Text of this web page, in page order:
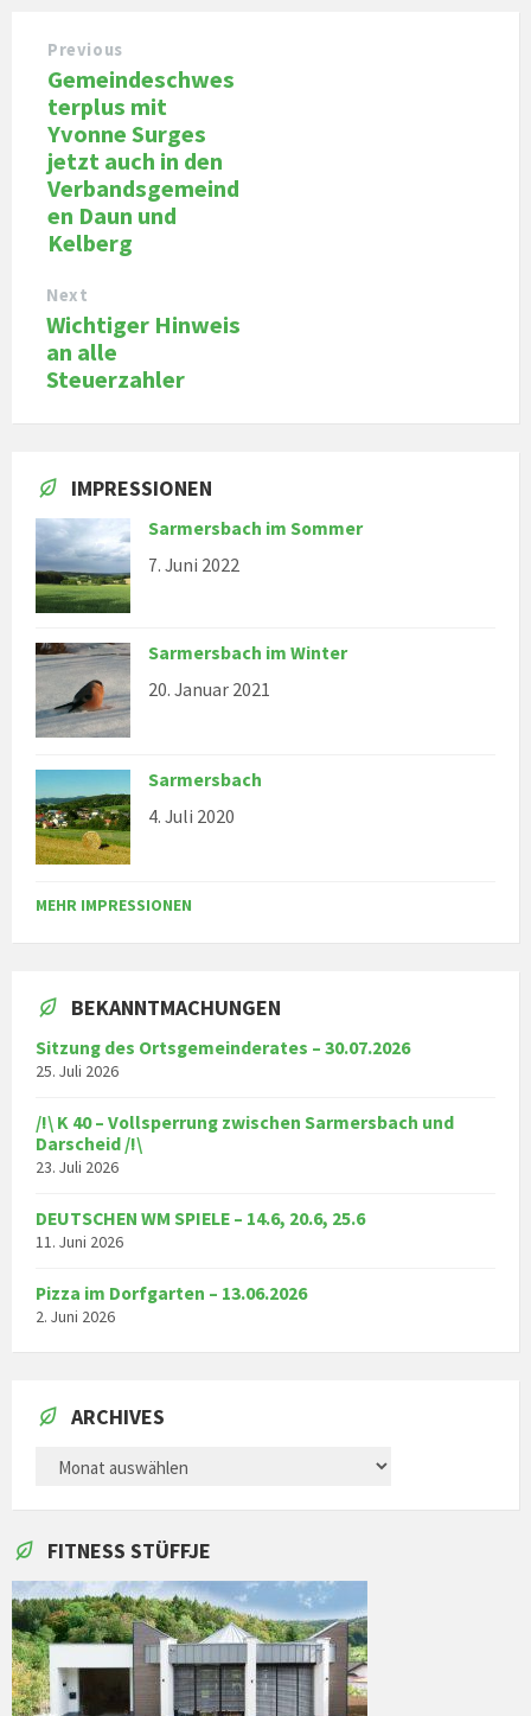
Previous
Gemeindeschwes
terplus mit
Yvonne Surges
jetzt auch in den
Verbandsgemeind
en Daun und
Kelberg
Next
Wichtiger Hinweis
an alle
Steuerzahler
IMPRESSIONEN
Sarmersbach im Sommer
7. Juni 2022
Sarmersbach im Winter
20. Januar 2021
Sarmersbach
4. Juli 2020
MEHR IMPRESSIONEN
BEKANNTMACHUNGEN
Sitzung des Ortsgemeinderates – 30.07.2026
25. Juli 2026
/!\ K 40 – Vollsperrung zwischen Sarmersbach und
Darscheid /!\
23. Juli 2026
DEUTSCHEN WM SPIELE – 14.6, 20.6, 25.6
11. Juni 2026
Pizza im Dorfgarten – 13.06.2026
2. Juni 2026
ARCHIVES
ARCHIVES
FITNESS STÜFFJE